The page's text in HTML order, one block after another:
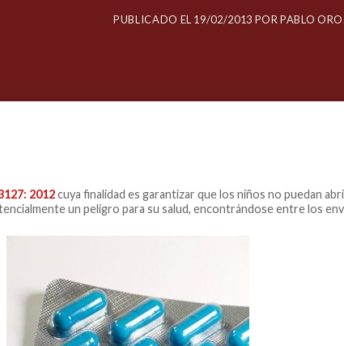
PUBLICADO EL 19/02/2013 PORPABLO
2012cuya finalidad es garantizar que los niños no puedan
un peligro para su salud, encontrándose entre los